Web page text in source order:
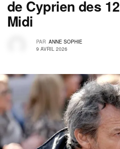
de Cyprien des
Midi
PAR ANNE SOPHIE
9 AVRIL 2026